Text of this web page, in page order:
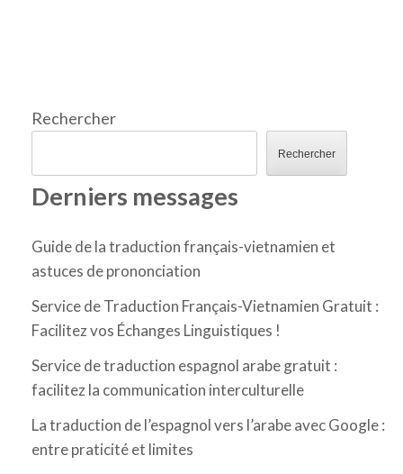
Rechercher
Rechercher
Derniers messages
Guide de la traduction français-vietnamien et
astuces de prononciation
Service de Traduction Français-Vietnamien Gratuit :
Facilitez vos Échanges Linguistiques !
Service de traduction espagnol arabe gratuit :
facilitez la communication interculturelle
La traduction de l’espagnol vers l’arabe avec Google :
entre praticité et limites